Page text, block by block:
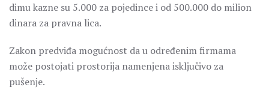
dimu kazne su 5.000 za pojedince i od 500.000 do milion
dinara za pravna lica.
Zakon predviđa mogućnost da u određenim firmama
može postojati prostorija namenjena isključivo za
pušenje.